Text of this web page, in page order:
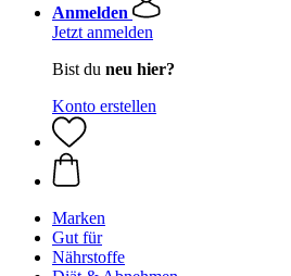
Anmelden
Jetzt anmelden
Bist du neu hier?
Konto erstellen
Marken
Gut für
Nährstoffe